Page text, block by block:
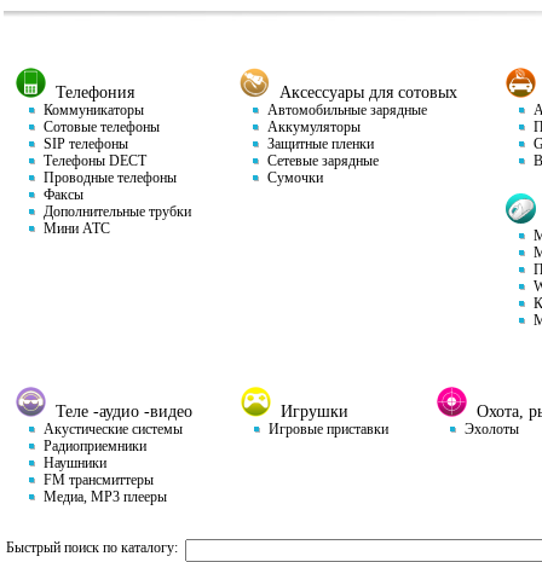
Телефония
Коммуникаторы
Сотовые телефоны
SIP телефоны
Телефоны DECT
Проводные телефоны
Факсы
Дополнительные трубки
Мини АТС
Аксессуары для сотовых
Автомобильные зарядные
Аккумуляторы
Защитные пленки
Сетевые зарядные
Сумочки
Теле -аудио -видео
Акустические системы
Радиоприемники
Наушники
FM трансмиттеры
Медиа, MP3 плееры
Игрушки
Игровые приставки
Охота,
Эхолоты
Быстрый поиск по каталогу: